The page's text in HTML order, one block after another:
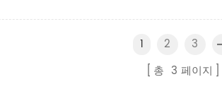
1 2
3
총 3 페이지